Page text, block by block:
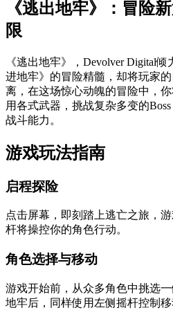
《逃出地牢》：冒险
限
《逃出地牢》，Devolver Digital
进地牢》的冒险精髓，却将玩家
离，在这场惊心动魄的冒险中，
用各式武器，挑战复杂多变的
战斗能力。
游戏玩法指南
启程探险
点击屏幕，即刻踏上逃亡之旅，
杆将操控你的角色行动。
角色选择与移动
游戏开始前，从众多角色中挑选
地牢后，同样使用左侧摇杆控制移